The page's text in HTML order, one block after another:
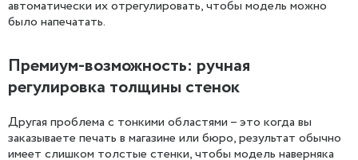
автоматически их отрегулировать, чтобы модель можно
было напечатать.
Премиум-возможность: ручная
регулировка толщины стенок
Другая проблема с тонкими областями – это когда вы
заказываете печать в магазине или бюро, результат обычно
имеет слишком толстые стенки, чтобы модель наверняка